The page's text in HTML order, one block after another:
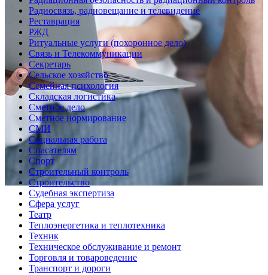
Радиосвязь, радиовещание и телевидение
Реставрация
РЖД
Ритуальные услуги (похоронное дело)
Связь и Телекоммуникации
Секретарь
Сельское хозяйство
Семейная психология
Складская логистика
Сметное дело
Сметное нормирование
СМИ
Социальная работа
Спасателям
Спорт
Строительный контроль
Строительство
Судебная экспертиза
Сфера услуг
Театр
Теплоэнергетика и теплотехника
Техник
Техническое обслуживание и ремонт
Торговля и товароведение
Транспорт и дороги